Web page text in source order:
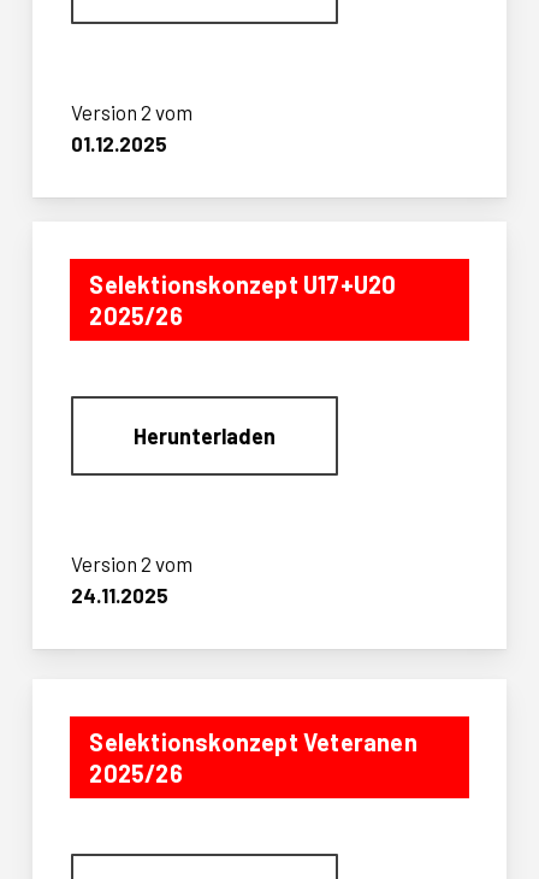
Version 2 vom
01.12.2025
Selektionskonzept U17+U20
2025/26
Herunterladen
Version 2 vom
24.11.2025
Selektionskonzept Veteranen
2025/26